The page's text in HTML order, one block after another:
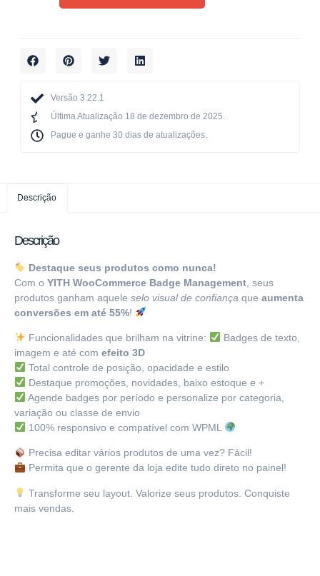
Versão 3.22.1
Última Atualização 18 de dezembro de 2025.
Pague e ganhe 30 dias de atualizações.​
Descrição
Descrição
Destaque seus produtos como nunca!
Com o YITH WooCommerce Badge Management , seus
produtos ganham aquele selo visual de confiança que aumenta
conversões em até 55%!
Funcionalidades que brilham na vitrine:
Badges de texto,
imagem e até com efeito 3D
Total controle de posição, opacidade e estilo
Destaque promoções, novidades, baixo estoque e +
Agende badges por período e personalize por categoria,
variação ou classe de envio
100% responsivo e compatível com WPML
Precisa editar vários produtos de uma vez? Fácil!
Permita que o gerente da loja edite tudo direto no painel!
Transforme seu layout. Valorize seus produtos. Conquiste
mais vendas.